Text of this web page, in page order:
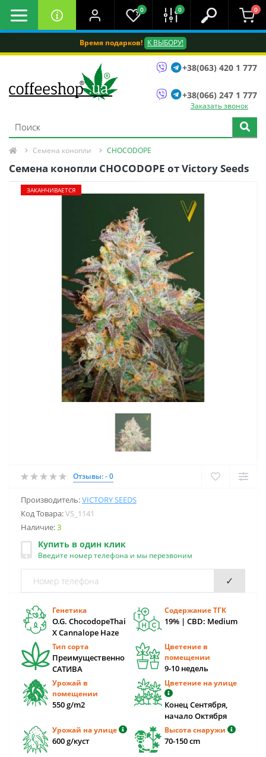
Время подарков! К ВЫБОРУ!
0 0 0
+38(063) 420 1 777
+38(066) 247 1 777
Заказать звонок
Семена конопли CHOCODOPE
Семена конопли CHOCODOPE oт Victory Seeds
ЗАКАНЧИВАЕТСЯ
Отзывы: - 0
Производитель:VICTORY SEEDS
Код Товара:VS_1141
Наличие:3
Купить в один клик
Введите номер телефона и мы перезвоним
✓
Генетика
O.G. ChocodopeThai
X Cannalope Haze
Содержание ТГК
19% | CBD: Medium
Тип сорта
Преимущественно
САТИВА
Цветение в
помещении
9-10 недель
Урожай в
помещении
550 g/m2
Цветение на улице
Конец Сентября,
начало Октября
Урожай на улице
600 g/куст
Высота снаружи
70-150 cm